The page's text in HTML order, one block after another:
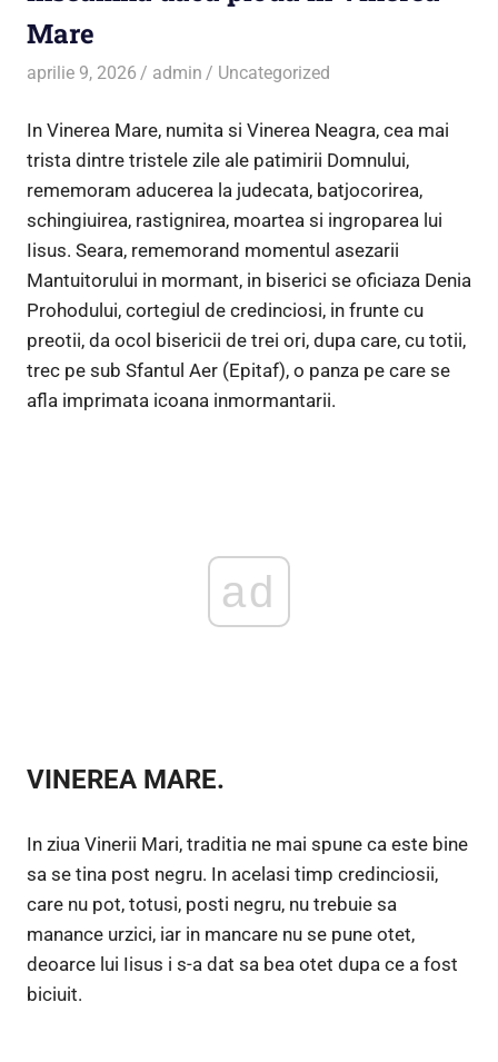
Mare
aprilie 9, 2026 admin Uncategorized
In Vinerea Mare, numita si Vinerea Neagra, cea mai
trista dintre tristele zile ale patimirii Domnului,
rememoram aducerea la judecata, batjocorirea,
schingiuirea, rastignirea, moartea si ingroparea lui
Iisus. Seara, rememorand momentul asezarii
Mantuitorului in mormant, in biserici se oficiaza Denia
Prohodului, cortegiul de credinciosi, in frunte cu
preotii, da ocol bisericii de trei ori, dupa care, cu totii,
trec pe sub Sfantul Aer (Epitaf), o panza pe care se
afla imprimata icoana inmormantarii.
ad
VINEREA MARE.
In ziua Vinerii Mari, traditia ne mai spune ca este bine
sa se tina post negru. In acelasi timp credinciosii,
care nu pot, totusi, posti negru, nu trebuie sa
manance urzici, iar in mancare nu se pune otet,
deoarce lui Iisus i s-a dat sa bea otet dupa ce a fost
biciuit.